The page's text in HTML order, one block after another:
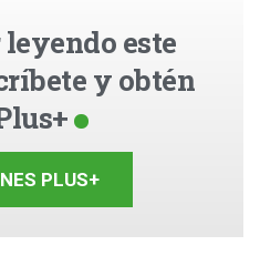
este
y obtén
PLUS+